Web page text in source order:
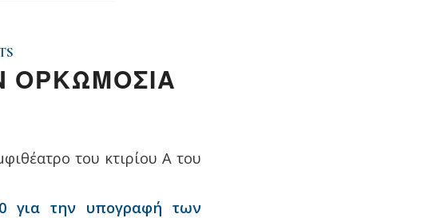
ΟΡΚΩΜΟΣΙΑ
του κτιρίου Α του
για την υπογραφή των